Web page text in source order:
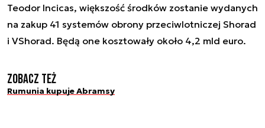
Teodor Incicas, większość środków zostanie wydanych
na zakup 41 systemów obrony przeciwlotniczej Shorad
i VShorad. Będą one kosztowały około 4,2 mld euro.
Zobacz też
Rumunia kupuje Abramsy